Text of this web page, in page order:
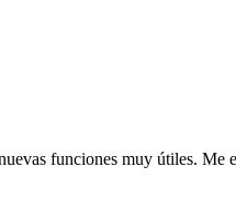
funciones muy útiles. Me